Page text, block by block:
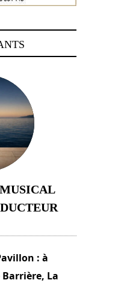
: à
Barrière, La